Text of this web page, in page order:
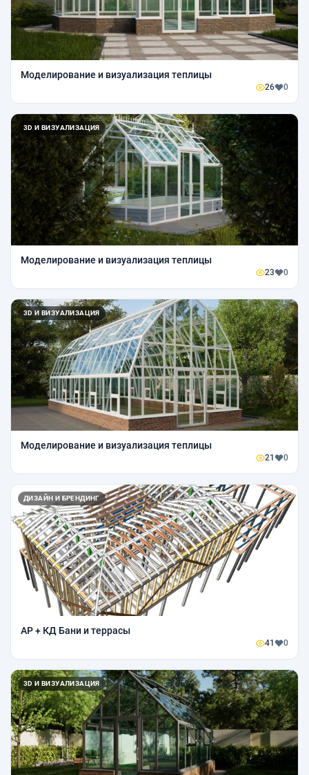
Моделирование и визуализация теплицы
26 0
3D И ВИЗУАЛИЗАЦИЯ
Моделирование и визуализация теплицы
23 0
3D И ВИЗУАЛИЗАЦИЯ
Моделирование и визуализация теплицы
21 0
ДИЗАЙН И БРЕНДИНГ
АР + КД Бани и террасы
41 0
3D И ВИЗУАЛИЗАЦИЯ